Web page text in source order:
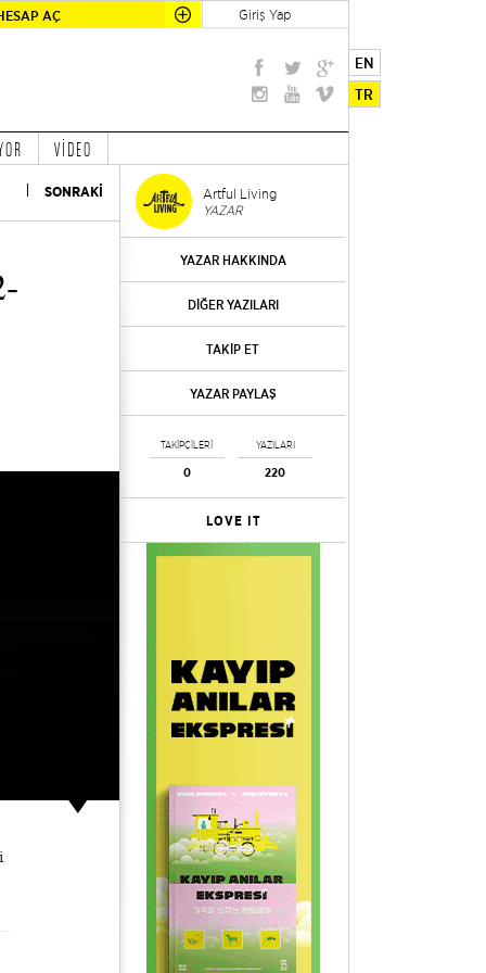
AÇ Giriş Yap
EN
TR
VİDEO
SONRAKİ Artful Living
YAZAR
YAZAR HAKKINDA
DİĞER YAZILARI
TAKİP ET
YAZAR PAYLAŞ
TAKİPÇİLERİ
0
YAZILARI
220
LOVE IT